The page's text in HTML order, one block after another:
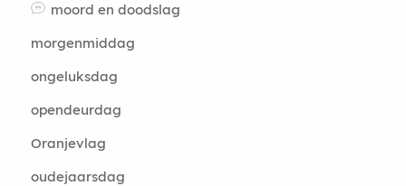
moord en doodslag
morgenmiddag
ongeluksdag
opendeurdag
Oranjevlag
oudejaarsdag